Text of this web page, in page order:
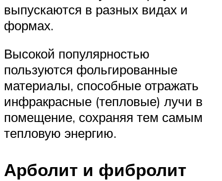
выпускаются в разных видах и
формах.
Высокой популярностью
пользуются фольгированные
материалы, способные отражать
инфракрасные (тепловые) лучи в
помещение, сохраняя тем самым
тепловую энергию.
Арболит и фибролит